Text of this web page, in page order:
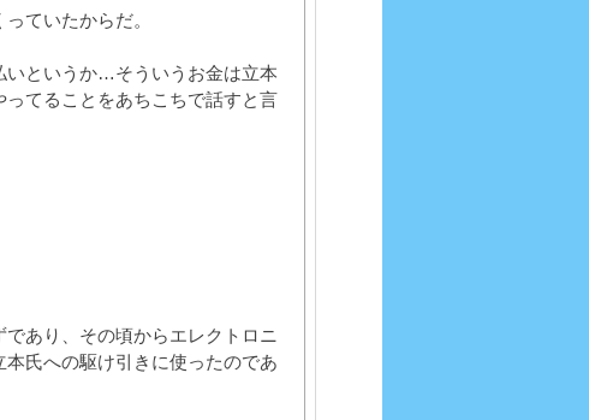
ていたからだ。
いというか…そういうお金は立本
てることをあちこちで話すと言
あり、その頃からエレクトロニ
氏への駆け引きに使ったのであ